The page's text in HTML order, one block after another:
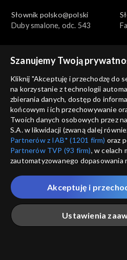
Słownik polsko@polski
Duby smalone, odc. 543
Słownik polsko@polski
Miodków dwóch, odc. 541
Słownik polsko@polski
Fanpage, odc. 539
Szanujemy Twoją
Kliknij "Akceptuję i przechodzę do
na korzystanie z technologii
zbierania danych, dostęp do
końcowym i ich przechowywanie
Twoich danych osobowych przez
S.A. w likwidacji (zwaną dalej
Partnerów z IAB* (1201 firm) oraz
Partnerów TVP (93 firm), w celach
zautomatyzowanego dopasowania
które wskazujemy poniżej, a także
przez nas identyfikatora PPID do
Twoje dane osobowe zbierane
Ciebie naszych
poszczególnych
„Portalem”, w tym informacje
Ustawienia
Akceptuję i